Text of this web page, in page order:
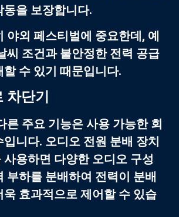
동을 보장합니다.
야외 페스티벌에 중요한데, 예
씨 조건과 불안정한 전력 공급
할 수 있기 때문입니다.
차단기
른 주요 기능은 사용 가능한 회
입니다. 오디오 전원 분배 장치
사용하면 다양한 오디오 구성
부하를 분배하여 전력이 분배
욱 효과적으로 제어할 수 있습